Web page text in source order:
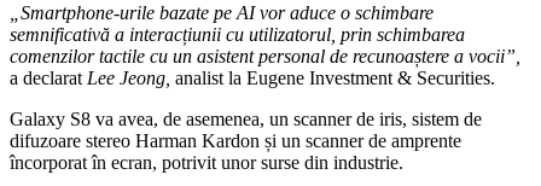
„Smartphone-urile bazate pe AI vor aduce o schimbare
semnificativă a interacțiunii cu utilizatorul, prin schimbarea
comenzilor tactile cu un asistent personal de recunoaștere a vocii”,
a declarat Lee Jeong, analist la Eugene Investment & Securities.
Galaxy S8 va avea, de asemenea, un scanner de iris, sistem de
difuzoare stereo Harman Kardon și un scanner de amprente
încorporat în ecran, potrivit unor surse din industrie.